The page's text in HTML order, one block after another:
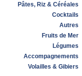
Pâtes, Riz & Céréales
Cocktails
Autres
Fruits de Mer
Légumes
Accompagnements
Volailles & Gibiers